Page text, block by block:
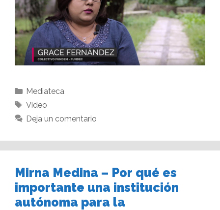
Mediateca
Video
Deja un comentario
Mirna Medina – Por qué es
importante una institución
autónoma para la